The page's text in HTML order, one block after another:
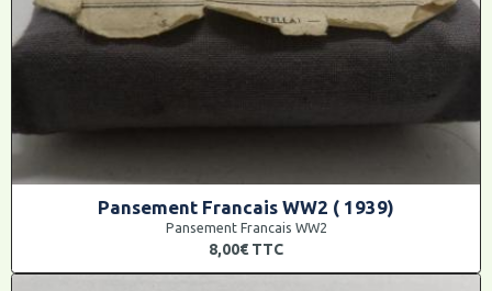
Pansement Francais WW2 ( 1939)
Pansement Francais WW2
8,00€ TTC